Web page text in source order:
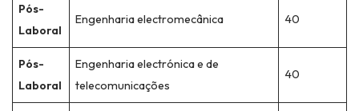
Pós-
Laboral
Engenharia electromecânica 40
Pós-
Laboral
Engenharia electrónica e de
telecomunicações
40